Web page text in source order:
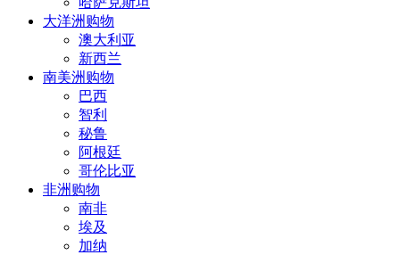
大洋洲购物
澳大利亚
新西兰
南美洲购物
巴西
智利
秘鲁
阿根廷
哥伦比亚
非洲购物
南非
埃及
加纳